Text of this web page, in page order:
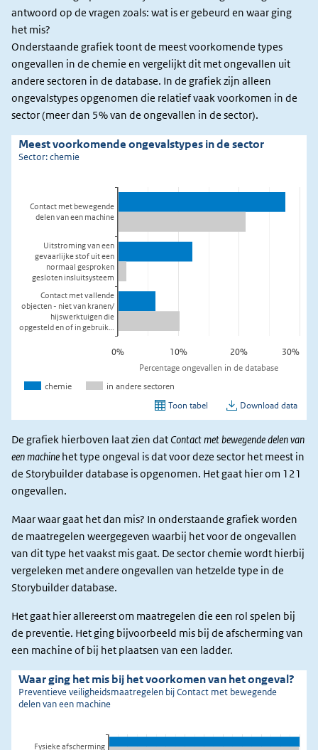
antwoord op de vragen zoals: wat is er gebeurd en waar ging
het mis?
Onderstaande grafiek toont de meest voorkomende types
ongevallen in de chemie en vergelijkt dit met ongevallen uit
andere sectoren in de database. In de grafiek zijn alleen
ongevalstypes opgenomen die relatief vaak voorkomen in de
sector (meer dan 5% van de ongevallen in de sector).
De grafiek hierboven laat zien dat Contact met bewegende delen van
een machine het type ongeval is dat voor deze sector het meest in
de Storybuilder database is opgenomen. Het gaat hier om 121
ongevallen.
Maar waar gaat het dan mis? In onderstaande grafiek worden
de maatregelen weergegeven waarbij het voor de ongevallen
van dit type het vaakst mis gaat. De sector chemie wordt hierbij
vergeleken met andere ongevallen van hetzelde type in de
Storybuilder database.
Het gaat hier allereerst om maatregelen die een rol spelen bij
de preventie. Het ging bijvoorbeeld mis bij de afscherming van
een machine of bij het plaatsen van een ladder.